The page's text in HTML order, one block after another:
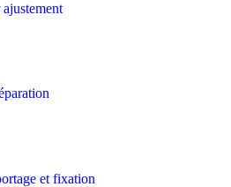
et fixation